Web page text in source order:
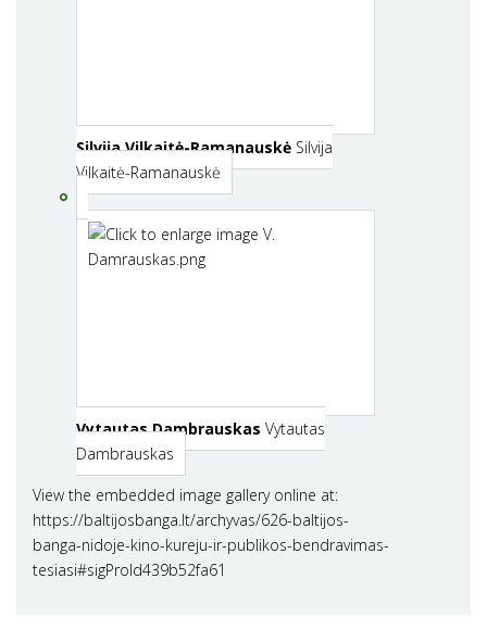
Silvija Vilkaitė-Ramanauskė Silvija
Vilkaitė-Ramanauskė
Vytautas Dambrauskas Vytautas
Dambrauskas
View the embedded image gallery online at:
https://baltijosbanga.lt/archyvas/626-baltijos-
banga-nidoje-kino-kureju-ir-publikos-bendravimas-
tesiasi#sigProId439b52fa61